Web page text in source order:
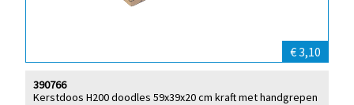
€ 3,10
Kerstdoos H200 doodles 59x39x20 cm kraft met handgrepen
390766